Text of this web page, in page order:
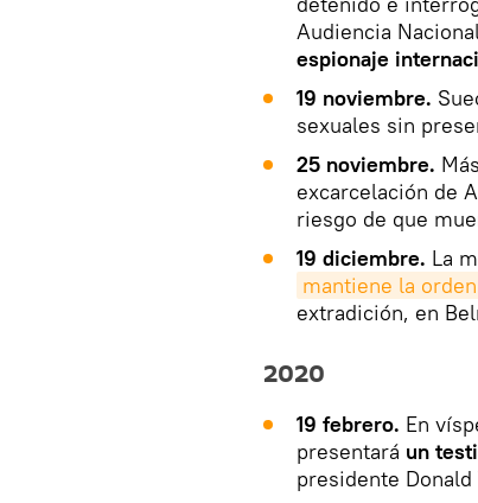
Audiencia
espionaje
19 noviembre.
sexuales sin
25 noviembre.
excarcelación de
riesgo de que
19 diciembre. La
mantiene la
extradición, en
2020
19 febrero. En
presentará un
presidente Donald